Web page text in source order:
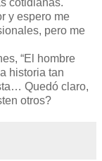
y espero me
pero me
“El hombre
historia tan
Quedó claro,
otros?